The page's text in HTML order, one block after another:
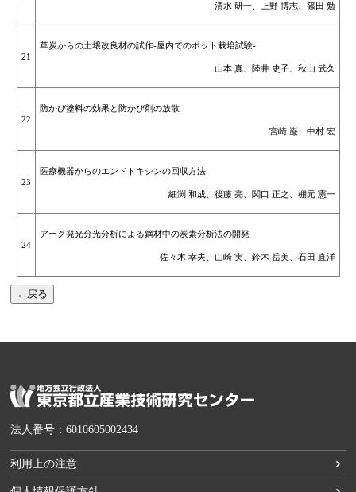
清水 研一、上野 博志、篠田 勉
21
草炭からの土壌改良材の試作-屋内でのポット栽培試験-
山本 真、陸井 史子、秋山 武久
22
防かび塗料の効果と防かび剤の放散
宮崎 巌、中村 宏
23
医療機器からのエンドトキシンの回収方法
細渕 和成、後藤 亮、関口 正之、棚元 憲一
24
アーク発光分光分析による鋼材中の炭素分析法の開発
佐々木 幸夫、山崎 実、鈴木 岳美、石田 直洋
←戻る
法人番号：6010605002434
利用上の注意